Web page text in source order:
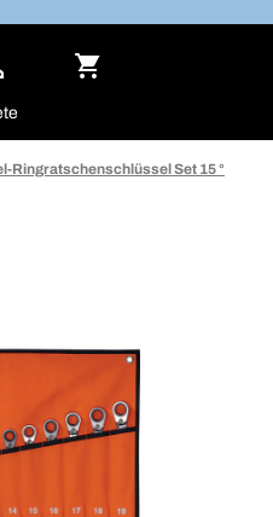
Ringratschenschlüssel Set 15 °